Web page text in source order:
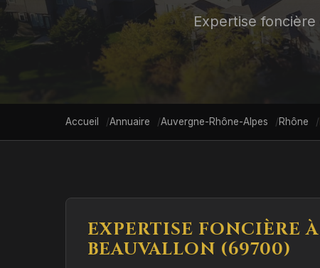
Expertise
Accueil Annuaire Auvergne-Rhône-Alpes Rhône
EXPERTISE FONCIÈRE À
BEAUVALLON (69700)